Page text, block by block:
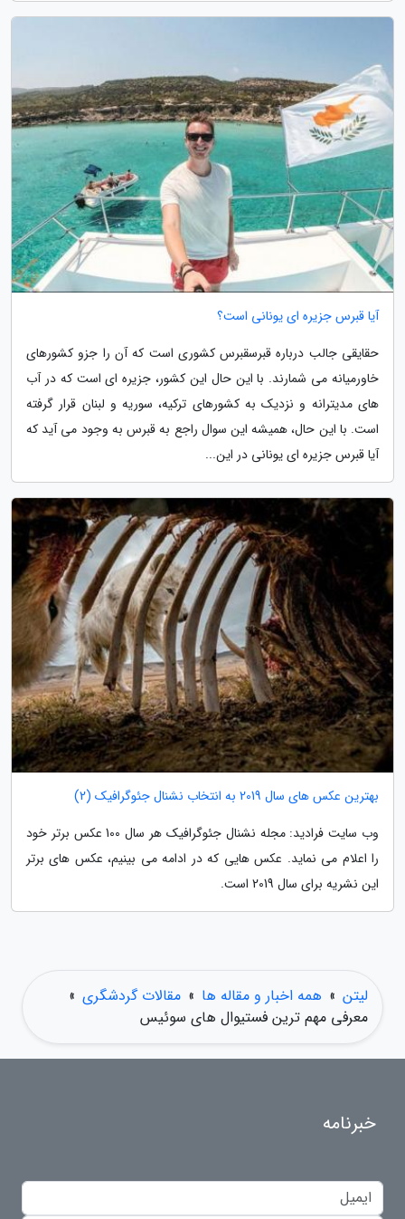
آیا قبرس جزیره ای یونانی است؟
حقایقی جالب درباره قبرسقبرس کشوری است که آن را جزو کشورهای
خاورمیانه می شمارند. با این حال این کشور، جزیره ای است که در آب
های مدیترانه و نزدیک به کشورهای ترکیه، سوریه و لبنان قرار گرفته
است. با این حال، همیشه این سوال راجع به قبرس به وجود می آید که
آیا قبرس جزیره ای یونانی در این...
بهترین عکس های سال 2019 به انتخاب نشنال جئوگرافیک (2)
وب سایت فرادید: مجله نشنال جئوگرافیک هر سال 100 عکس برتر خود
را اعلام می نماید. عکس هایی که در ادامه می بینیم، عکس های برتر
این نشریه برای سال 2019 است.
لیتن » همه اخبار و مقاله ها » مقالات گردشگری »
معرفی مهم ترین فستیوال های سوئیس
خبرنامه